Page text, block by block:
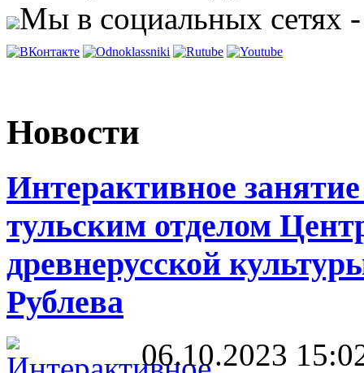
Мы в социальных сетях
Новости
Интерактивное
тульским отделом
древнерусской
Рублева
06.10.2023